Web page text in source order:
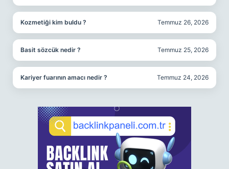
Kozmetiği kim buldu ? Temmuz 26, 2026
Basit sözcük nedir ? Temmuz 25, 2026
Kariyer fuarının amacı nedir ? Temmuz 24, 2026